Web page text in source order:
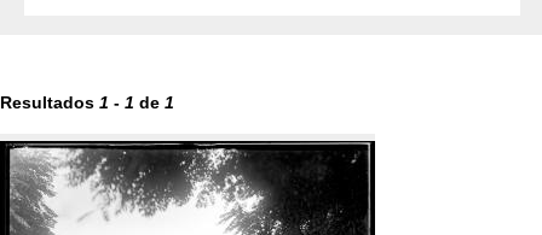
Resultados 1 - 1 de 1